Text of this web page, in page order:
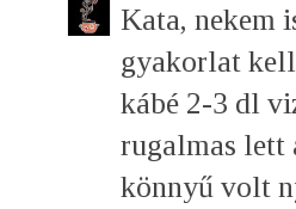
Kata, nekem
gyakorlat kell
kábé 2-3 dl
rugalmas lett
könnyű volt